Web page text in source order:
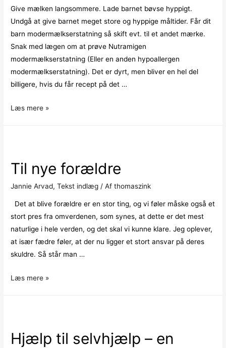
ro
Give mælken langsommere. Lade barnet bøvse hyppigt.
Undgå at give barnet meget store og hyppige måltider. Får dit
barn modermælkserstatning så skift evt. til et andet mærke.
Snak med lægen om at prøve Nutramigen
modermælkserstatning (Eller en anden hypoallergen
modermælkserstatning). Det er dyrt, men bliver en hel del
billigere, hvis du får recept på det …
Når
at
Læs mere »
Til nye forældre
Jannie Arvad,Tekst indlæg / Afthomaszink
Det at blive forældre er en stor ting, og vi føler måske også et
stort pres fra omverdenen, som synes, at dette er det mest
naturlige i hele verden, og det skal vi kunne klare. Jeg oplever,
at især fædre føler, at der nu ligger et stort ansvar på deres
skuldre. Så står man …
Til
Læs mere »
Hjælp til selvhjælp – en